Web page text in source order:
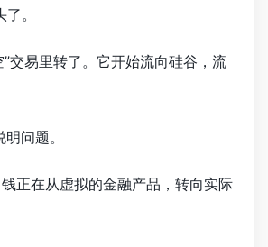
。
交易里转了。它开始流向硅谷，流
问题。
正在从虚拟的金融产品，转向实际